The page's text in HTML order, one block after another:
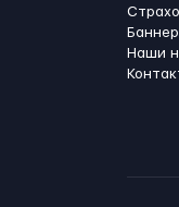
Наши